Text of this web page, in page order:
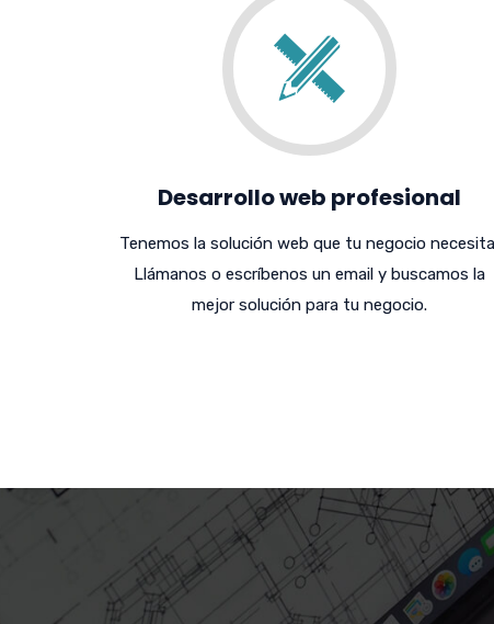
Desarrollo web profesional
Tenemos la solución web que tu negocio
Llámanos o escríbenos un email y buscamos la
mejor solución para tu negocio.